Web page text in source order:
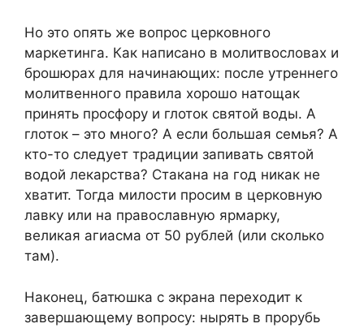
Но это опять же вопрос церковного
маркетинга. Как написано в молитвословах и
брошюрах для начинающих: после утреннего
молитвенного правила хорошо натощак
принять просфору и глоток святой воды. А
глоток – это много? А если большая семья? А
кто-то следует традиции запивать святой
водой лекарства? Стакана на год никак не
хватит. Тогда милости просим в церковную
лавку или на православную ярмарку,
великая агиасма от 50 рублей (или сколько
там).
Наконец, батюшка с экрана переходит к
завершающему вопросу: нырять в прорубь